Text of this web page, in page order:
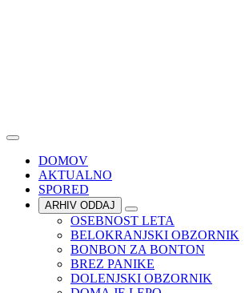
DOMOV
AKTUALNO
SPORED
ARHIV ODDAJ
OSEBNOST LETA
BELOKRANJSKI OBZORNIK
BONBON ZA BONTON
BREZ PANIKE
DOLENJSKI OBZORNIK